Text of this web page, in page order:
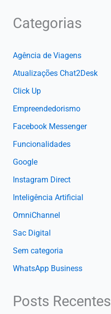
Categorias
Agência de Viagens
Atualizações Chat2Desk
Click Up
Empreendedorismo
Facebook Messenger
Funcionalidades
Google
Instagram Direct
Inteligência Artificial
OmniChannel
Sac Digital
Sem categoria
WhatsApp Business
Posts Recentes